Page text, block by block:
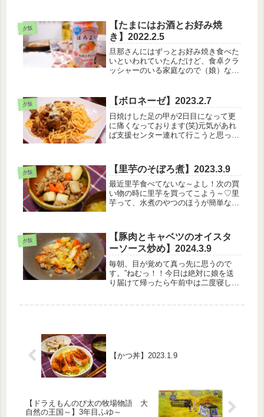
をしてくれたから、私が並べるときと
サラダの位置が逆でちょっと自分的
に...
夕飯
【たまにはお酒とお好み焼
き】2022.2.5
旦那さんにはずっとお好み焼き食べた
いといわれていたんだけど、食卓クラ
ッシャーのいる家庭なので（娘）なか
ッチンで焼いて出すスタイルにしたら
一応できました。久々だったので旦那
さ...
夕飯 【ボロネーゼ】2023.2.7
日焼けした足の甲が2日目になって更
に痛くなっております(笑)元気があれ
ば支援センター連れて行こうと思った
久々だよ、こんなん・・・ 【2月7日
のメニュー】・ボロネーゼ・サラダ...
夕飯 【里芋のそぼろ煮】2023.3.9
最近里芋食べてないな～よし！次の買
い物の時に里芋を買ってこよう～♡里
芋って、水煮のやつのほうが簡単なの
倒だけど。【3月9日のメニュー】・白
米・ホウレンソウの胡麻和え・里芋
の...
夕飯
【豚肉とキャベツのオイスタ
ーソース炒め】2024.3.9
毎朝、目が覚めて真っ先に思うので
す。”ねむっ！！今日は絶対に娘を送
り届けて帰ったら午前中は二度寝し
【かつ丼】2023.1.9
【ドラえもんのび太の牧場物語 大
自然の王国～】3年目ふゆ～